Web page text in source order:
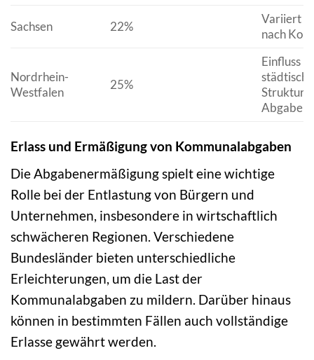
Sachsen 22%
Variiert
nach
Nordrhein-
Westfalen
25%
Einfluss
Struktur
Erlass und Ermäßigung von Kommunalabgaben
Die Abgabenermäßigung spielt eine wichtige
Rolle bei der Entlastung von Bürgern und
Unternehmen, insbesondere in wirtschaftlich
schwächeren Regionen. Verschiedene
Bundesländer bieten unterschiedliche
Erleichterungen, um die Last der
Kommunalabgaben zu mildern. Darüber hinaus
können in bestimmten Fällen auch vollständige
Erlasse gewährt werden.